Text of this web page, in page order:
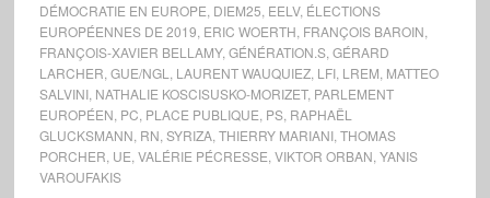
DÉMOCRATIE EN EUROPE DIEM25 EELV, ÉLECTIONS
EUROPÉENNES DE 2019 ERIC WOERTH FRANÇOIS BAROIN
FRANÇOIS-XAVIER BELLAMY, GÉNÉRATION.S, GÉRARD
LARCHER GUE/NGL LAURENT WAUQUIEZ, LFI, LREM MATTEO
SALVINI, NATHALIE KOSCISUSKO-MORIZET, PARLEMENT
EUROPÉEN PC PLACE PUBLIQUE PS, RAPHAËL
GLUCKSMANN RN SYRIZA, THIERRY MARIANI, THOMAS
PORCHER UE VALÉRIE PÉCRESSE VIKTOR ORBAN YANIS
VAROUFAKIS